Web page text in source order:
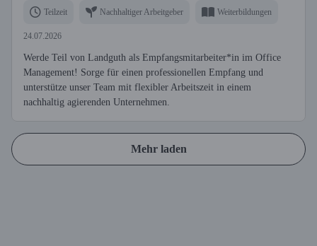
Teilzeit Nachhaltiger Arbeitgeber Weiterbildungen
24.07.2026
Werde Teil von Landguth als Empfangsmitarbeiter*in im Office
Management! Sorge für einen professionellen Empfang und
unterstütze unser Team mit flexibler Arbeitszeit in einem
nachhaltig agierenden Unternehmen.
Mehr laden